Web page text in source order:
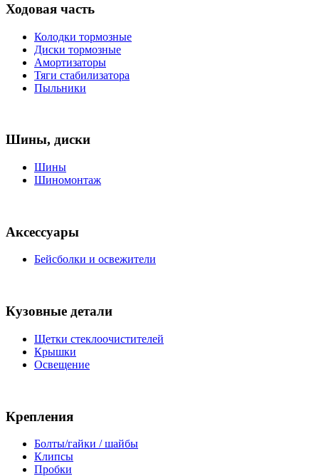
Ходовая часть
Колодки тормозные
Диски тормозные
Амортизаторы
Тяги стабилизатора
Пыльники
Шины, диски
Шины
Шиномонтаж
Аксессуары
Бейсболки и освежители
Кузовные детали
Щетки стеклоочистителей
Крышки
Освещение
Крепления
Болты/гайки / шайбы
Клипсы
Пробки